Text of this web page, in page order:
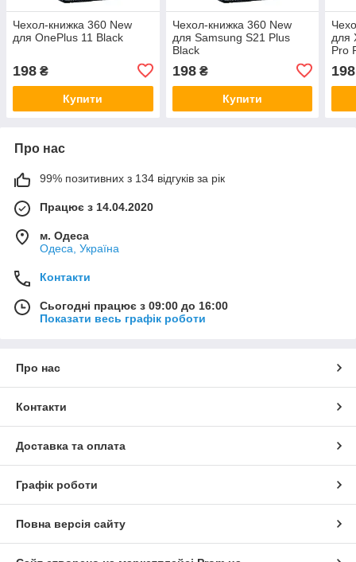
Чехол-книжка 360 New
для OnePlus 11 Black
198 ₴
Купити
Чехол-книжка 360 New
для Samsung S21 Plus
Black
198₴
Купити
для
Pro
198
Про нас
99% позитивних з 134 відгуків за рік
Працює з 14.04.2020
м. Одеса
Одеса, Україна
Контакти
Сьогодні працює з 09:00 до 16:00
Показати весь графік роботи
Про нас
Контакти
Доставка та оплата
Графік роботи
Повна версія сайту